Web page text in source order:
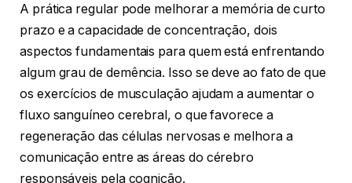
A prática regular pode melhorar a memória de curto
prazo e a capacidade de concentração, dois
aspectos fundamentais para quem está enfrentando
algum grau de demência. Isso se deve ao fato de que
os exercícios de musculação ajudam a aumentar o
fluxo sanguíneo cerebral, o que favorece a
regeneração das células nervosas e melhora a
comunicação entre as áreas do cérebro
responsáveis pela cognição.